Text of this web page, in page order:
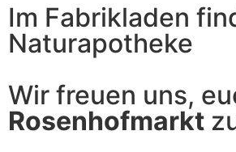
Im Fabrikladen
Naturapotheke
Wir freuen uns,
Rosenhofmarkt